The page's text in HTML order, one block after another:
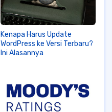
Kenapa Harus Update
WordPress ke Versi Terbaru?
Ini Alasannya